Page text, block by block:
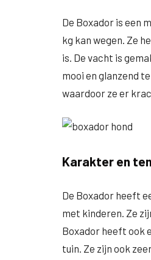
De Boxador is een
kg kan wegen. Ze
is. De vacht is
mooi en glanzend
waardoor ze er
Karakter en
De Boxador heeft
met kinderen. Ze
Boxador heeft ook
tuin. Ze zijn ook